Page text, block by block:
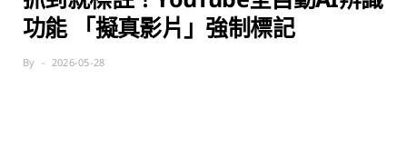
功能 「擬真影片」強制標記
By 2026-05-28